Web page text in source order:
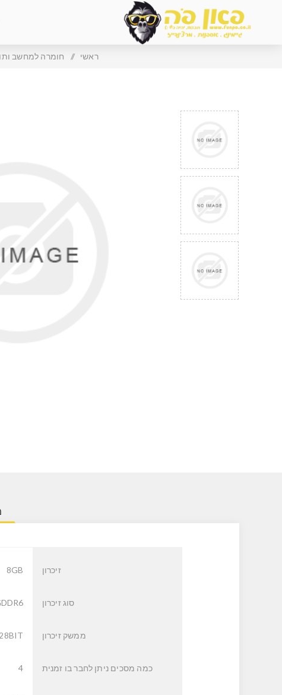
ראשי / חומרה למחשב
זיכרון 8GB
סוג זיכרון
ממשק זיכרון
כמה מסכים ניתן לחבר בו זמנית 4